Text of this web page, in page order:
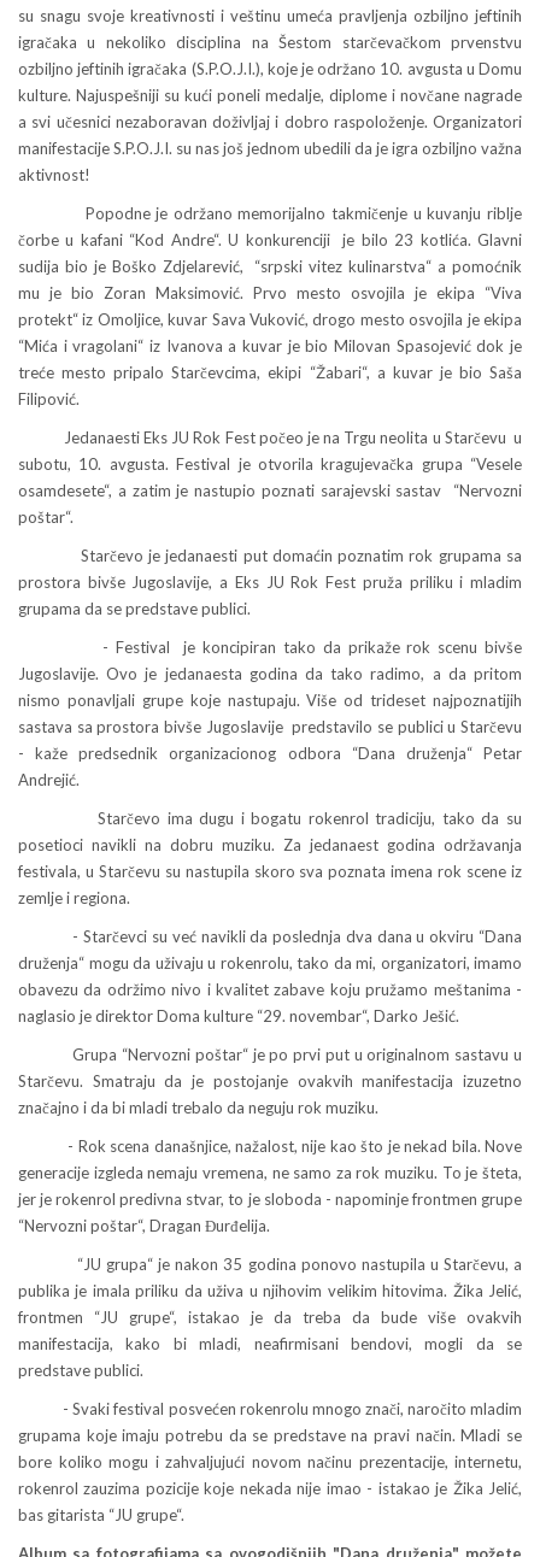
su snagu svoje kreativnosti i veštinu umeća pravljenja ozbiljno jeftinih
igračaka u nekoliko disciplina na Šestom starčevačkom prvenstvu
ozbiljno jeftinih igračaka (S.P.O.J.I.), koje je održano 10. avgusta u Domu
kulture. Najuspešniji su kući poneli medalje, diplome i novčane nagrade
a svi učesnici nezaboravan doživljaj i dobro raspoloženje. Organizatori
manifestacije S.P.O.J.I. su nas još jednom ubedili da je igra ozbiljno važna
aktivnost!
Popodne je održano memorijalno takmičenje u kuvanju riblje
čorbe u kafani “Kod Andre“. U konkurenciji je bilo 23 kotlića. Glavni
sudija bio je Boško Zdjelarević, “srpski vitez kulinarstva“ a pomoćnik
mu je bio Zoran Maksimović. Prvo mesto osvojila je ekipa “Viva
protekt“ iz Omoljice, kuvar Sava Vuković, drogo mesto osvojila je ekipa
“Mića i vragolani“ iz Ivanova a kuvar je bio Milovan Spasojević dok je
treće mesto pripalo Starčevcima, ekipi “Žabari“, a kuvar je bio Saša
Filipović.
Jedanaesti Eks JU Rok Fest počeo je na Trgu neolita u Starčevu u
subotu, 10. avgusta. Festival je otvorila kragujevačka grupa “Vesele
osamdesete“, a zatim je nastupio poznati sarajevski sastav “Nervozni
poštar“.
Starčevo je jedanaesti put domaćin poznatim rok grupama sa
prostora bivše Jugoslavije, a Eks JU Rok Fest pruža priliku i mladim
grupama da se predstave publici.
- Festival je koncipiran tako da prikaže rok scenu bivše
Jugoslavije. Ovo je jedanaesta godina da tako radimo, a da pritom
nismo ponavljali grupe koje nastupaju. Više od trideset najpoznatijih
sastava sa prostora bivše Jugoslavije predstavilo se publici u Starčevu
- kaže predsednik organizacionog odbora “Dana druženja“ Petar
Andrejić.
Starčevo ima dugu i bogatu rokenrol tradiciju, tako da su
posetioci navikli na dobru muziku. Za jedanaest godina održavanja
festivala, u Starčevu su nastupila skoro sva poznata imena rok scene iz
zemlje i regiona.
- Starčevci su već navikli da poslednja dva dana u okviru “Dana
druženja“ mogu da uživaju u rokenrolu, tako da mi, organizatori, imamo
obavezu da održimo nivo i kvalitet zabave koju pružamo meštanima -
naglasio je direktor Doma kulture “29. novembar“, Darko Ješić.
Grupa “Nervozni poštar“ je po prvi put u originalnom sastavu u
Starčevu. Smatraju da je postojanje ovakvih manifestacija izuzetno
značajno i da bi mladi trebalo da neguju rok muziku.
- Rok scena današnjice, nažalost, nije kao što je nekad bila. Nove
generacije izgleda nemaju vremena, ne samo za rok muziku. To je šteta,
jer je rokenrol predivna stvar, to je sloboda - napominje frontmen grupe
“Nervozni poštar“, Dragan Đurđelija.
“JU grupa“ je nakon 35 godina ponovo nastupila u Starčevu, a
publika je imala priliku da uživa u njihovim velikim hitovima. Žika Jelić,
frontmen “JU grupe“, istakao je da treba da bude više ovakvih
manifestacija, kako bi mladi, neafirmisani bendovi, mogli da se
predstave publici.
- Svaki festival posvećen rokenrolu mnogo znači, naročito mladim
grupama koje imaju potrebu da se predstave na pravi način. Mladi se
bore koliko mogu i zahvaljujući novom načinu prezentacije, internetu,
rokenrol zauzima pozicije koje nekada nije imao - istakao je Žika Jelić,
bas gitarista “JU grupe“.
Album sa fotografijama sa ovogodišnjih "Dana druženja" možete